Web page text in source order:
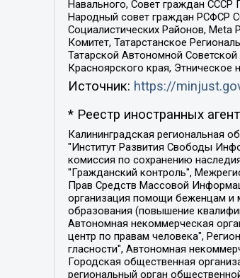
Навального, Совет граждан СССР
Народный совет граждан РСФСР
Социалистических Районов,
Комитет, Татарстанское
Татарской Автономной
Красноярского края,
Источник: https://
* Реестр иностранных
Калининградская региональная общественная организация "Экозащита!-Женсовет", Фонд содействия защите прав и свобод граждан "Общественный вердикт", Фонд "Институт Развития Свободы Информации", Частное учреждение "Информационное агентство МЕМО. РУ", Региональная общественная организация "Общественная комиссия по сохранению наследия академика Сахарова", Фонд поддержки свободы прессы, Санкт-Петербургская общественная правозащитная организация "Гражданский контроль", Межрегиональная общественная организация "Информационно-просветительский центр "Мемориал", Региональный Фонд "Центр Защиты Прав Средств Массовой Информации", с 05.12.2023 Фонд "Центр Защиты Прав Средств массовой информации", Региональная общественная благотворительная организация помощи беженцам и мигрантам "Гражданское содействие", Негосударственное образовательное учреждение дополнительного профессионального образования (повышение квалификации) специалистов "АКАДЕМИЯ ПО ПРАВАМ ЧЕЛОВЕКА", Свердловская региональная общественная организация "Сутяжник", Автономная некоммерческая организация "Центр независимых социологических исследований", Союз общественных объединений "Российский исследовательский центр по правам человека", Региональное общественное учреждение научно-информационный центр "МЕМОРИАЛ", Некоммерческая организация "Фонд защиты гласности", Автономная некоммерческая организация "Институт прав человека", Городская общественная организация "Екатеринбургское общество "МЕМОРИАЛ", Городская общественная организация "Рязанское историко-просветительское и правозащитное общество "Мемориал" (Рязанский Мемориал), Челябинский региональный орган общественной самодеятельности – женское общественное объединение "Женщины Евразии", Челябинский региональный орган общественной самодеятельности "Уральская правозащитная группа", Фонд содействия защите здоровья и социальной справедливости имени Андрея Рылькова, Автономная Некоммерческая Организация "Аналитический Центр Юрия Левады", Автономная некоммерческая